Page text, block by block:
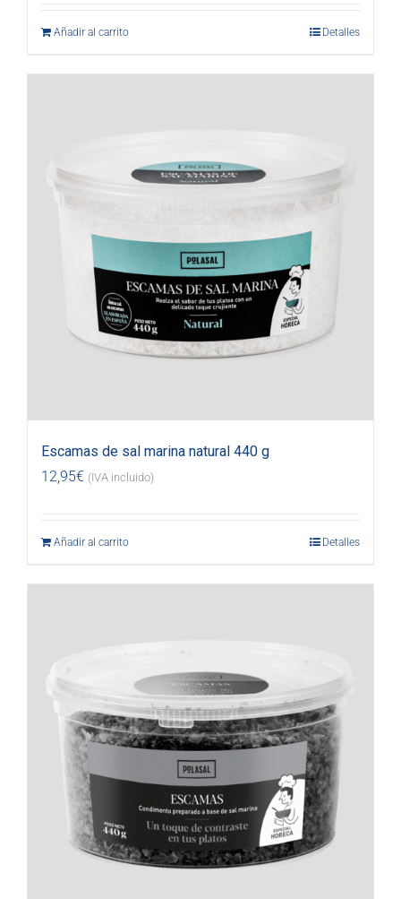
Añadir al carrito Detalles
Escamas de sal marina natural 440 g
12,95€ (IVA incluido)
Añadir al carrito Detalles